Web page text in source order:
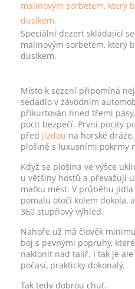
Speciální dezert skládající
malinovým sorbetem, který
dusíkem.
Místo k sezení připomíná
sedadlo v závodním
přikurtován hned třemi
pocit bezpečí. První pocity
před jízdou na horské
plošině s luxusními pokrmy
Když se plošina ve výšce
u většiny hostů a převažují
matku měst. V průběhu
pomalu otočí kolem dokola,
360 stupňový výhled.
Nahoře už má člověk
boj s pevnými popruhy,
naklonit nad talíř. I tak je
počasí, prakticky dokonalý.
Tak tedy dobrou chuť.